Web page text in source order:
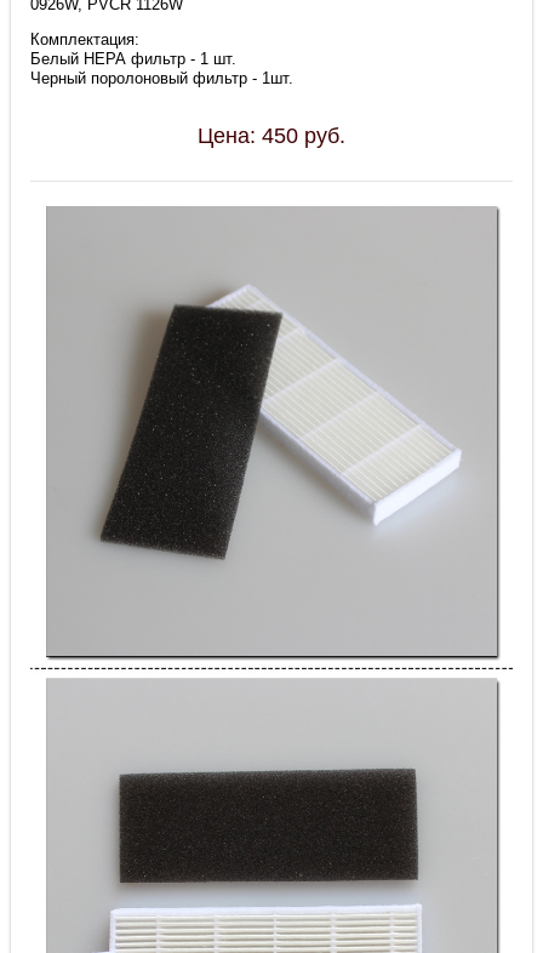
0926W, PVCR 1126W
Комплектация:
Белый НЕРА фильтр - 1 шт.
Черный поролоновый фильтр - 1шт.
Цена: 450 руб.